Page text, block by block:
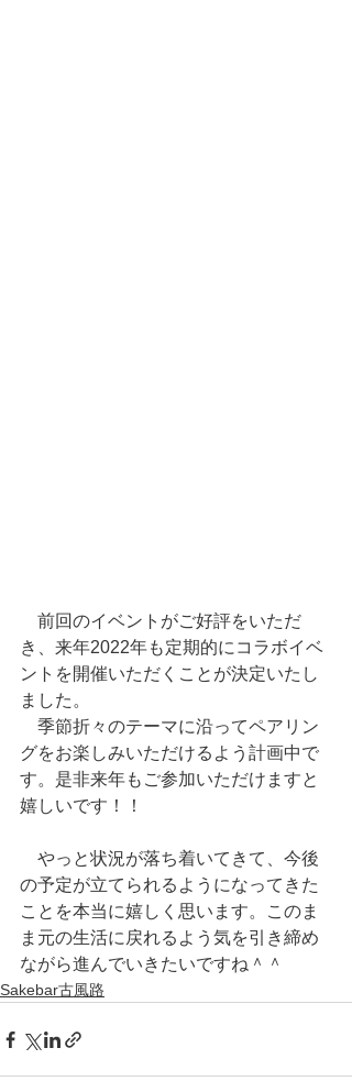
前回のイベントがご好評をいただ
き、来年2022年も定期的にコラボイベ
ントを開催いただくことが決定いたし
ました。
季節折々のテーマに沿ってペアリン
グをお楽しみいただけるよう計画中で
す。是非来年もご参加いただけますと
嬉しいです！！
やっと状況が落ち着いてきて、今後
の予定が立てられるようになってきた
ことを本当に嬉しく思います。このま
ま元の生活に戻れるよう気を引き締め
ながら進んでいきたいですね＾＾
Sakebar古風路